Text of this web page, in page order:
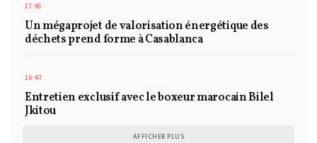
17:45
Un mégaprojet de valorisation énergétique des
déchets prend forme à Casablanca
16:47
Entretien exclusif avec le boxeur marocain Bilel
Jkitou
AFFICHER PLUS